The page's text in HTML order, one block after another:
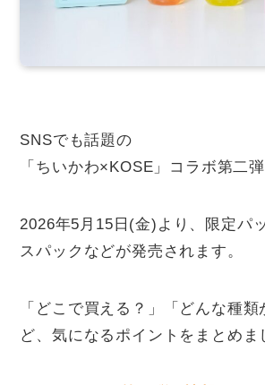
SNSでも話題の
「ちいかわ×KOSE」コラボ第二
2026年5月15日(金)より、限定パ
スパックなどが発売されます。
「どこで買える？」「どんな種
ど、気になるポイントをまとめま